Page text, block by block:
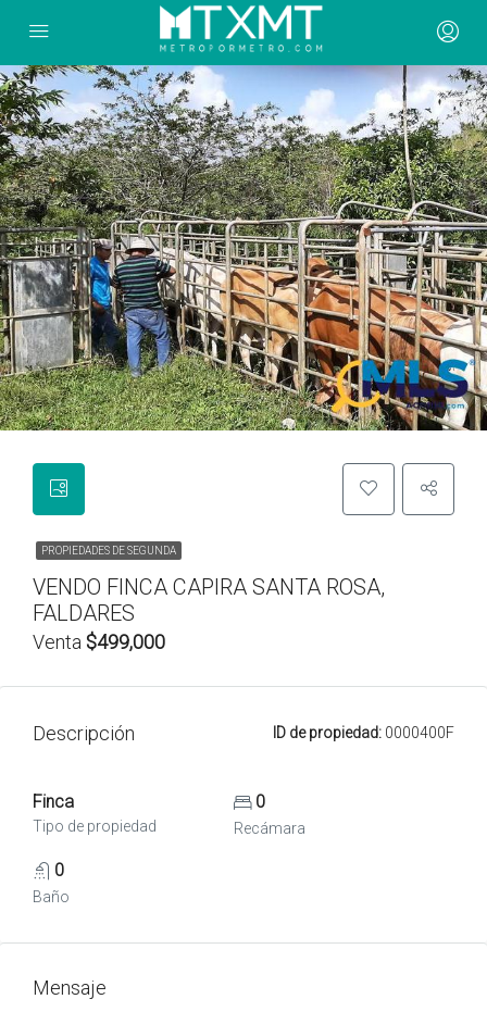
PROPIEDADES DE SEGUNDA
VENDO FINCA CAPIRA SANTA ROSA,
FALDARES
Venta $499,000
Descripción ID de propiedad: 0000400F
Finca
Tipo de propiedad
0
Recámara
0
Baño
Mensaje